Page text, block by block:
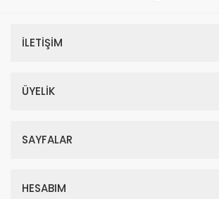
İLETİŞİM
ÜYELİK
SAYFALAR
HESABIM